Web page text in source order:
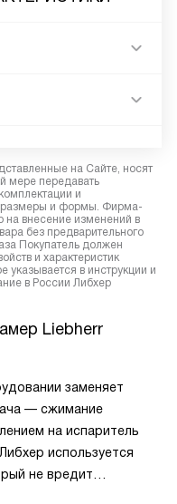
на Сайте, носят
мере передавать
и
размеры и формы. Фирма-
на внесение изменений в
без предварительного
Покупатель должен
и характеристик
в инструкции и
в России Либхер
Liebherr
заменяет
— сжимание
на испаритель
используется
не вредит
его